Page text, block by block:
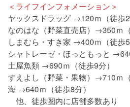
＜ライフインフォメーション＞
ヤックスドラッグ →120ｍ（徒歩2
なのはな（野菜直売店）→350ｍ（
しまむら・すき家 →400ｍ（徒歩5
シャトレーゼ・ほっともっと
土屋魚類 →690ｍ（徒歩9分）
すえよし（野菜・果物）→710ｍ（
海 →640ｍ（徒歩8分）
他、徒歩圏内に店舗多数あり